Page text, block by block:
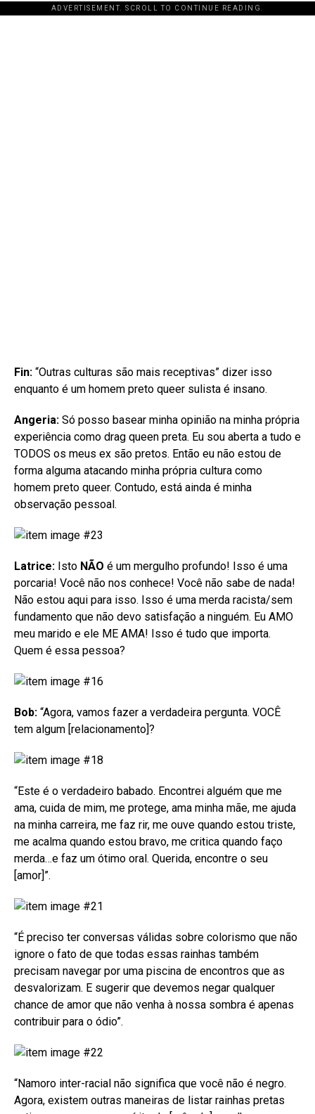
ADVERTISEMENT. SCROLL TO CONTINUE READING.
Fin: “Outras culturas são mais receptivas” dizer isso
enquanto é um homem preto queer sulista é insano.
Angeria: Só posso basear minha opinião na minha própria
experiência como drag queen preta. Eu sou aberta a tudo e
TODOS os meus ex são pretos. Então eu não estou de
forma alguma atacando minha própria cultura como
homem preto queer. Contudo, está ainda é minha
observação pessoal.
Latrice: Isto NÃO é um mergulho profundo! Isso é uma
porcaria! Você não nos conhece! Você não sabe de nada!
Não estou aqui para isso. Isso é uma merda racista/sem
fundamento que não devo satisfação a ninguém. Eu AMO
meu marido e ele ME AMA! Isso é tudo que importa.
Quem é essa pessoa?
Bob: “Agora, vamos fazer a verdadeira pergunta. VOCÊ
tem algum [relacionamento]?
“Este é o verdadeiro babado. Encontrei alguém que me
ama, cuida de mim, me protege, ama minha mãe, me ajuda
na minha carreira, me faz rir, me ouve quando estou triste,
me acalma quando estou bravo, me critica quando faço
merda…e faz um ótimo oral. Querida, encontre o seu
[amor]”.
“É preciso ter conversas válidas sobre colorismo que não
ignore o fato de que todas essas rainhas também
precisam navegar por uma piscina de encontros que as
desvalorizam. E sugerir que devemos negar qualquer
chance de amor que não venha à nossa sombra é apenas
contribuir para o ódio”.
“Namoro inter-racial não significa que você não é negro.
Agora, existem outras maneiras de listar rainhas pretas